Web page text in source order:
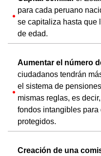
para cada peruano
se capitaliza hasta que
de edad.
Aumentar el número
ciudadanos tendrán
el sistema de
mismas reglas, es
fondos intangibles
protegidos.
Creación de una